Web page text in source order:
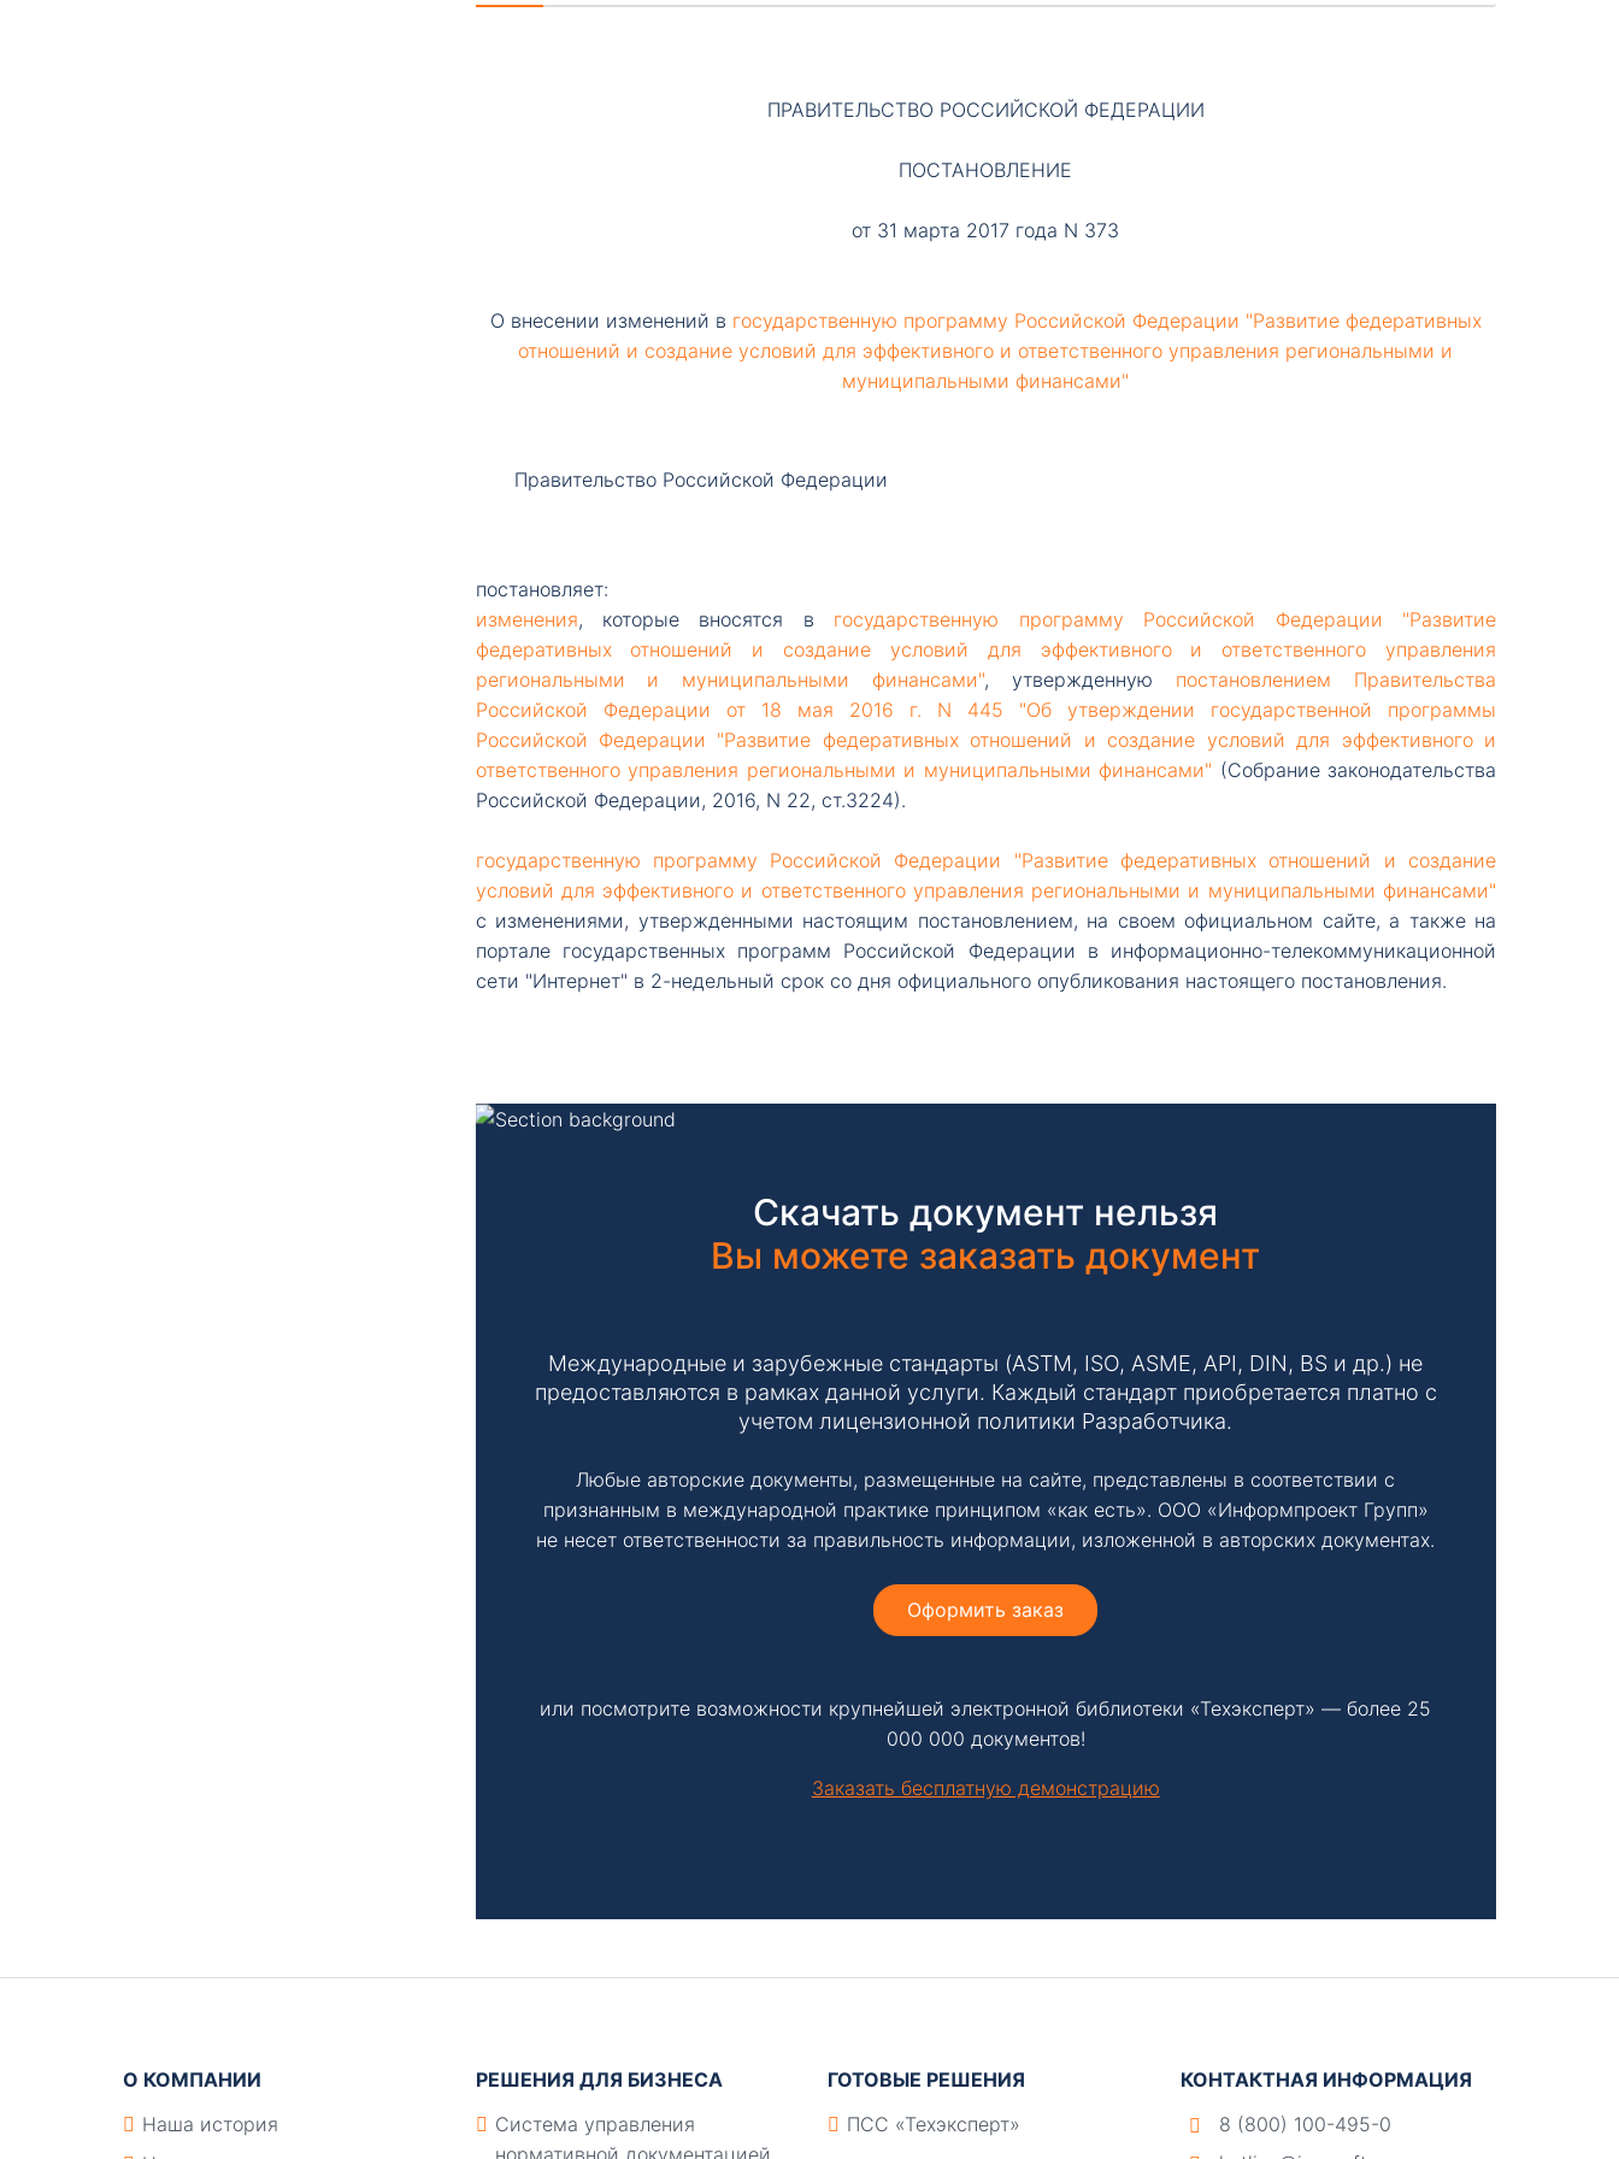
ПРАВИТЕЛЬСТВО РОССИЙСКОЙ ФЕДЕРАЦИИ
ПОСТАНОВЛЕНИЕ
от 31 марта 2017 года N 373
О внесении изменений в государственную программу Российской Федерации "Развитие федеративных
отношений и создание условий для эффективного и ответственного управления региональными и
муниципальными финансами"
Правительство Российской Федерации
постановляет:
изменения, которые вносятся в государственную программу Российской Федерации "Развитие
федеративных отношений и создание условий для эффективного и ответственного управления
региональными и муниципальными финансами", утвержденную постановлением Правительства
Российской Федерации от 18 мая 2016 г. N 445 "Об утверждении государственной программы
Российской Федерации "Развитие федеративных отношений и создание условий для эффективного и
ответственного управления региональными и муниципальными финансами" (Собрание законодательства
Российской Федерации, 2016, N 22, ст.3224).
государственную программу Российской Федерации "Развитие федеративных отношений и создание
условий для эффективного и ответственного управления региональными и муниципальными финансами"
с изменениями, утвержденными настоящим постановлением, на своем официальном сайте, а также на
портале государственных программ Российской Федерации в информационно-телекоммуникационной
сети "Интернет" в 2-недельный срок со дня официального опубликования настоящего постановления.
Скачать документ нельзя
Вы можете заказать документ
Международные и зарубежные стандарты (ASTM, ISO, ASME, API, DIN, BS и др.) не
предоставляются в рамках данной услуги. Каждый стандарт приобретается платно с
учетом лицензионной политики Разработчика.
Любые авторские документы, размещенные на сайте, представлены в соответствии с
признанным в международной практике принципом «как есть». ООО «Информпроект Групп»
не несет ответственности за правильность информации, изложенной в авторских документах.
Оформить заказ
или посмотрите возможности крупнейшей электронной библиотеки «Техэксперт» — более 25
000 000 документов!
Заказать бесплатную демонстрацию
О КОМПАНИИ
Наша история
РЕШЕНИЯ ДЛЯ БИЗНЕСА
Система управления
нормативной документацией
ГОТОВЫЕ РЕШЕНИЯ
ПСС «Техэксперт»
КОНТАКТНАЯ ИНФОРМАЦИЯ
8 (800) 100-495-0